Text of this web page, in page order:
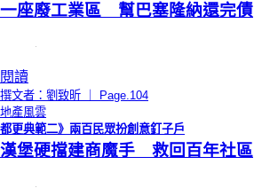
一座廢工業區 幫巴塞隆納還完債
閱讀
撰文者：劉致昕 ｜ Page.104
地產風雲
都更典範二》兩百民眾扮創意釘子戶
漢堡硬擋建商魔手 救回百年社區